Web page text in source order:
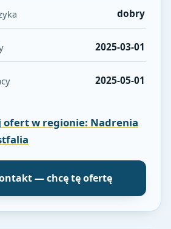
dobry
2025-03-01
2025-05-01
ofert w regionie: Nadrenia
— chcę tę ofertę